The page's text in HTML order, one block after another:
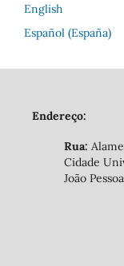
English
Español (España)
Endereço:
Rua:
Cidade
João